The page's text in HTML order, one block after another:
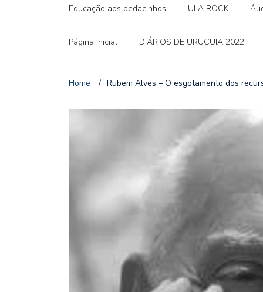
Educação aos pedacinhos ULA ROCK
Página Inicial DIÁRIOS DE URUCUIA 2022
Home / Rubem Alves – O esgotamento dos